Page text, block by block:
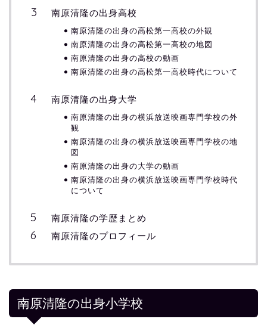
南原清隆の出身高校
南原清隆の出身の高松第一高校の外観
南原清隆の出身の高松第一高校の地図
南原清隆の出身の高校の動画
南原清隆の出身の高松第一高校時代について
南原清隆の出身大学
南原清隆の出身の横浜放送映画専門学校の外
観
南原清隆の出身の横浜放送映画専門学校の地
図
南原清隆の出身の大学の動画
南原清隆の出身の横浜放送映画専門学校時代
について
南原清隆の学歴まとめ
南原清隆のプロフィール
南原清隆の出身小学校